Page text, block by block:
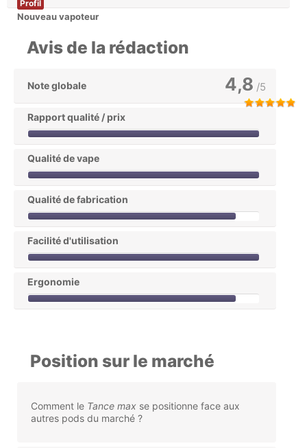
Profil
Nouveau vapoteur
Avis de la rédaction
Note globale 4,8 /5
Rapport qualité / prix
Qualité de vape
Qualité de fabrication
Facilité d'utilisation
Ergonomie
Position sur le marché
Comment le Tance max se positionne face aux
autres pods du marché ?